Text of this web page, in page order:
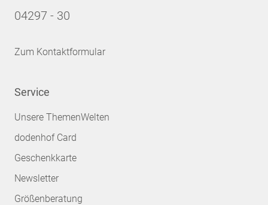
04297 - 30
Zum Kontaktformular
Service
Unsere ThemenWelten
dodenhof Card
Geschenkkarte
Newsletter
Größenberatung